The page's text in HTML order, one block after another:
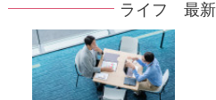
ライフ 最新